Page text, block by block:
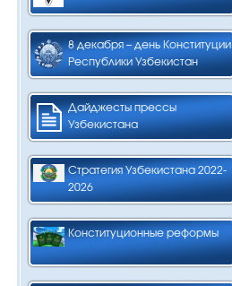
8 декабря – день Конституции
Республики Узбекистан
Дайджесты прессы
Узбекистана
Стратегия Узбекистана 2022-
2026
Конституционные реформы